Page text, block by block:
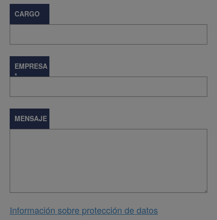
CARGO
EMPRESA
*
MENSAJE
Información sobre protección de datos